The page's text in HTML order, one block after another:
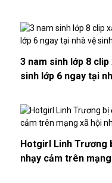
3 nam sinh lớp 8 clip
sinh lớp 6 ngay tại
Hotgirl Linh Trương
nhạy cảm trên mạng